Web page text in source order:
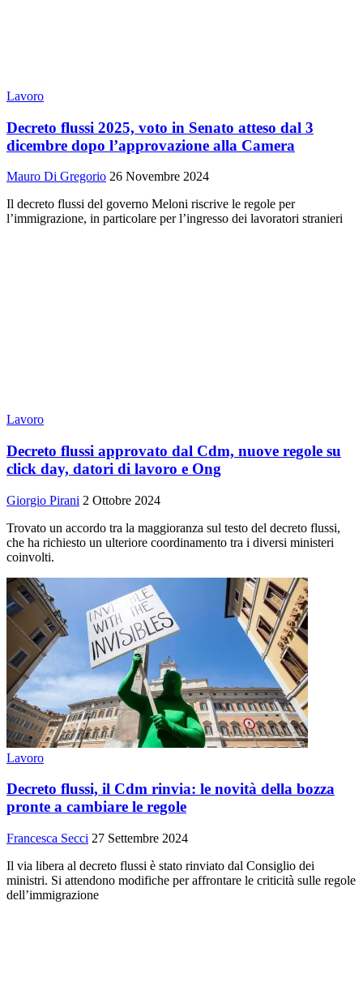
Lavoro
Decreto flussi 2025, voto in Senato atteso dal 3
dicembre dopo l’approvazione alla Camera
Mauro Di Gregorio 26 Novembre 2024
Il decreto flussi del governo Meloni riscrive le regole per
l’immigrazione, in particolare per l’ingresso dei lavoratori stranieri
Lavoro
Decreto flussi approvato dal Cdm, nuove regole su
click day, datori di lavoro e Ong
Giorgio Pirani 2 Ottobre 2024
Trovato un accordo tra la maggioranza sul testo del decreto flussi,
che ha richiesto un ulteriore coordinamento tra i diversi ministeri
coinvolti.
Lavoro
Decreto flussi, il Cdm rinvia: le novità della bozza
pronte a cambiare le regole
Francesca Secci 27 Settembre 2024
Il via libera al decreto flussi è stato rinviato dal Consiglio dei
ministri. Si attendono modifiche per affrontare le criticità sulle regole
dell’immigrazione